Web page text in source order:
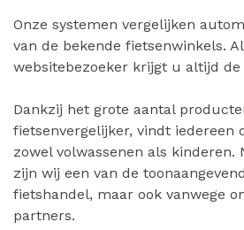
Onze systemen vergelijken
van de bekende fietsenwinkels.
websitebezoeker krijgt u altijd
Dankzij het grote aantal
fietsenvergelijker, vindt iedereen
zowel volwassenen als kinderen.
zijn wij een van de
fietshandel, maar ook vanwege
partners.